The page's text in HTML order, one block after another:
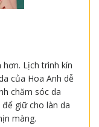
Lịch trình kín
của Hoa Anh dễ
chăm sóc da
giữ cho làn da
màng.